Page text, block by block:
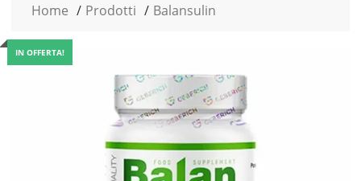
Home Prodotti Balansulin
IN OFFERTA!